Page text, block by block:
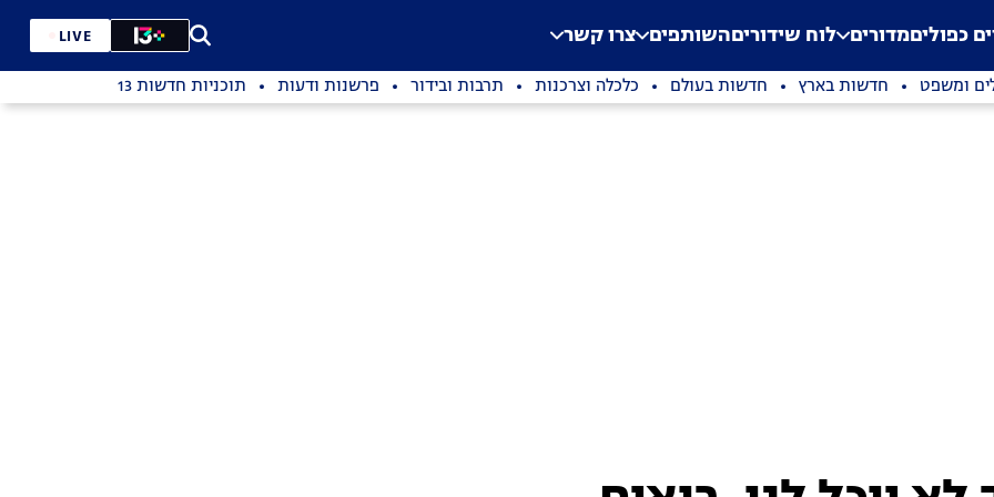
Application error: a
. כפוליםמדורים לוח שידוריםהשותפים צרו קשר LIVE
ומשפט חדשות בארץ חדשות בעולם כלכלה וצרכנות תרבות ובידור פרשנות ודעות תוכניות חדשות 13